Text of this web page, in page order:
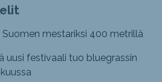
mestariksi 400 metrillä
uusi festivaali tuo bluegrassin